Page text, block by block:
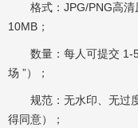
格式：JPG/PNG高
10MB；
数量：每人可提交 1-
场 ”）；
规范：无水印、无过
得同意）；